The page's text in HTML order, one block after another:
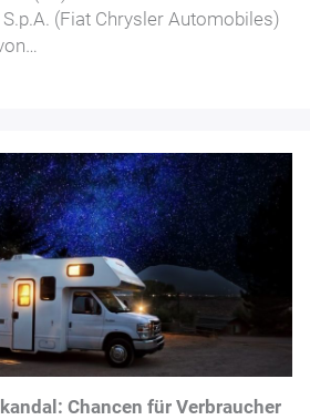
(Fiat Chrysler Automobiles)
Chancen für Verbraucher